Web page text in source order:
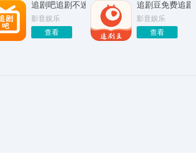
追剧吧追剧不迷路
影音娱乐
查看
追剧豆免费追剧
影音娱乐
查看